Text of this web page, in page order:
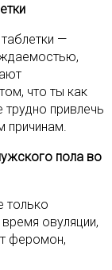
—
что ты как
привлечь
причинам.
пола во
только
овуляции,
феромон,